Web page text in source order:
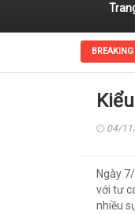
04/
Ngày
với tư
nhiều